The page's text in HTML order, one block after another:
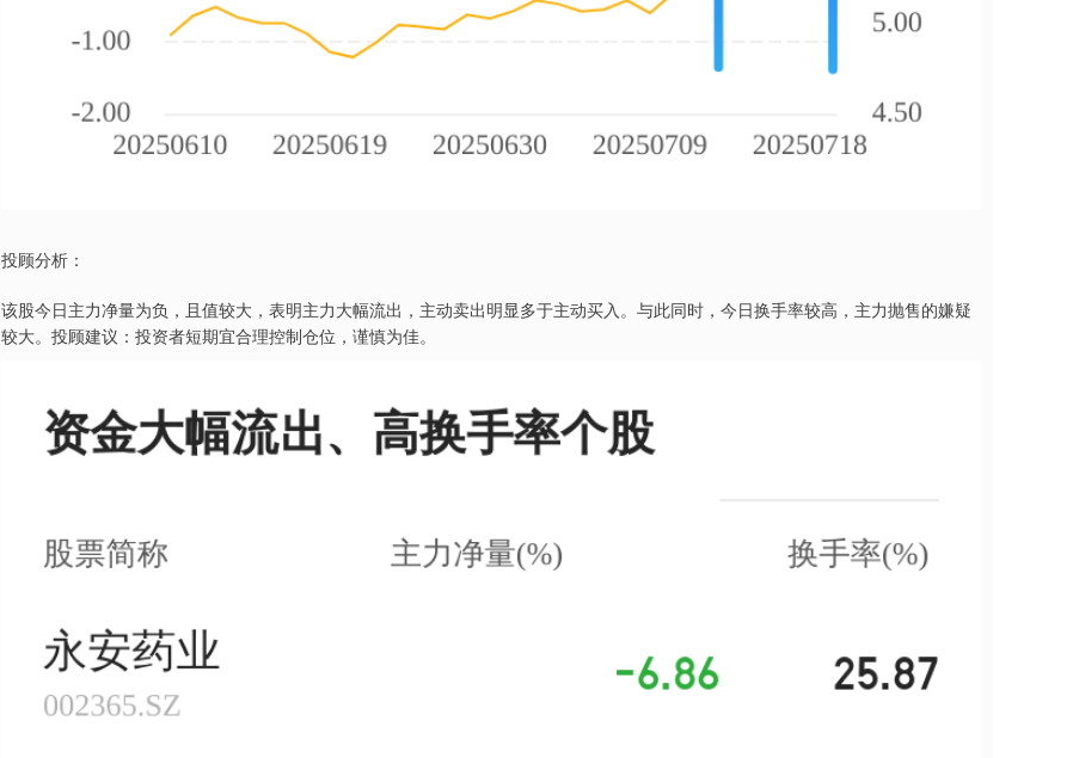
投顾分析：
该股今日主力净量为负，且值较大，表明主力大幅流出，主动卖出明显多于主动买入。与此同时，今日换手率较高，主力抛售的嫌疑
较大。投顾建议：投资者短期宜合理控制仓位，谨慎为佳。